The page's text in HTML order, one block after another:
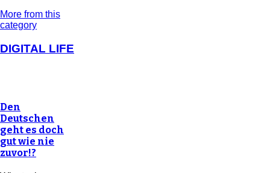
More from this
category
DIGITAL LIFE
Den
Deutschen
geht es doch
gut wie nie
zuvor!?